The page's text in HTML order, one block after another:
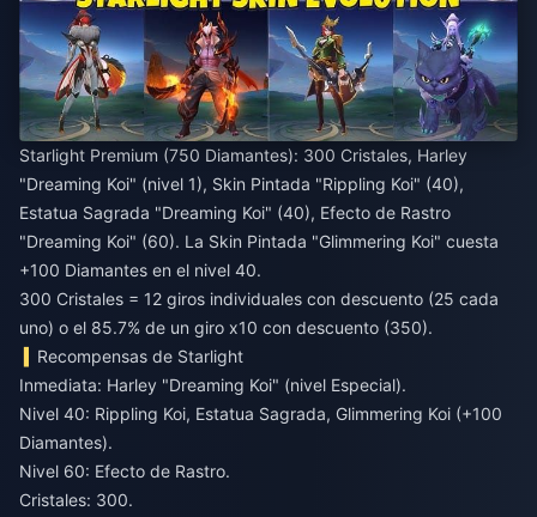
Starlight Premium (750 Diamantes): 300 Cristales, Harley
"Dreaming Koi" (nivel 1), Skin Pintada "Rippling Koi" (40),
Estatua Sagrada "Dreaming Koi" (40), Efecto de Rastro
"Dreaming Koi" (60). La Skin Pintada "Glimmering Koi" cuesta
+100 Diamantes en el nivel 40.
300 Cristales = 12 giros individuales con descuento (25 cada
uno) o el 85.7% de un giro x10 con descuento (350).
Recompensas de Starlight
Inmediata: Harley "Dreaming Koi" (nivel Especial).
Nivel 40: Rippling Koi, Estatua Sagrada, Glimmering Koi (+100
Diamantes).
Nivel 60: Efecto de Rastro.
Cristales: 300.